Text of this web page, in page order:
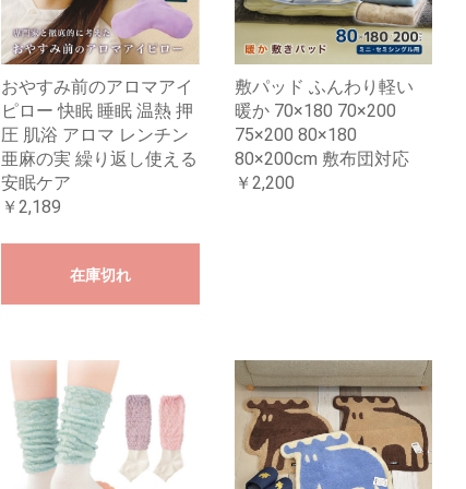
おやすみ前のアロマアイ
ピロー 快眠 睡眠 温熱 押
圧 肌浴 アロマ レンチン
亜麻の実 繰り返し使える
安眠ケア
￥2,189
在庫切れ
敷パッド ふんわり軽い
暖か 70×180 70×200
75×200 80×180
80×200cm 敷布団対応
￥2,200